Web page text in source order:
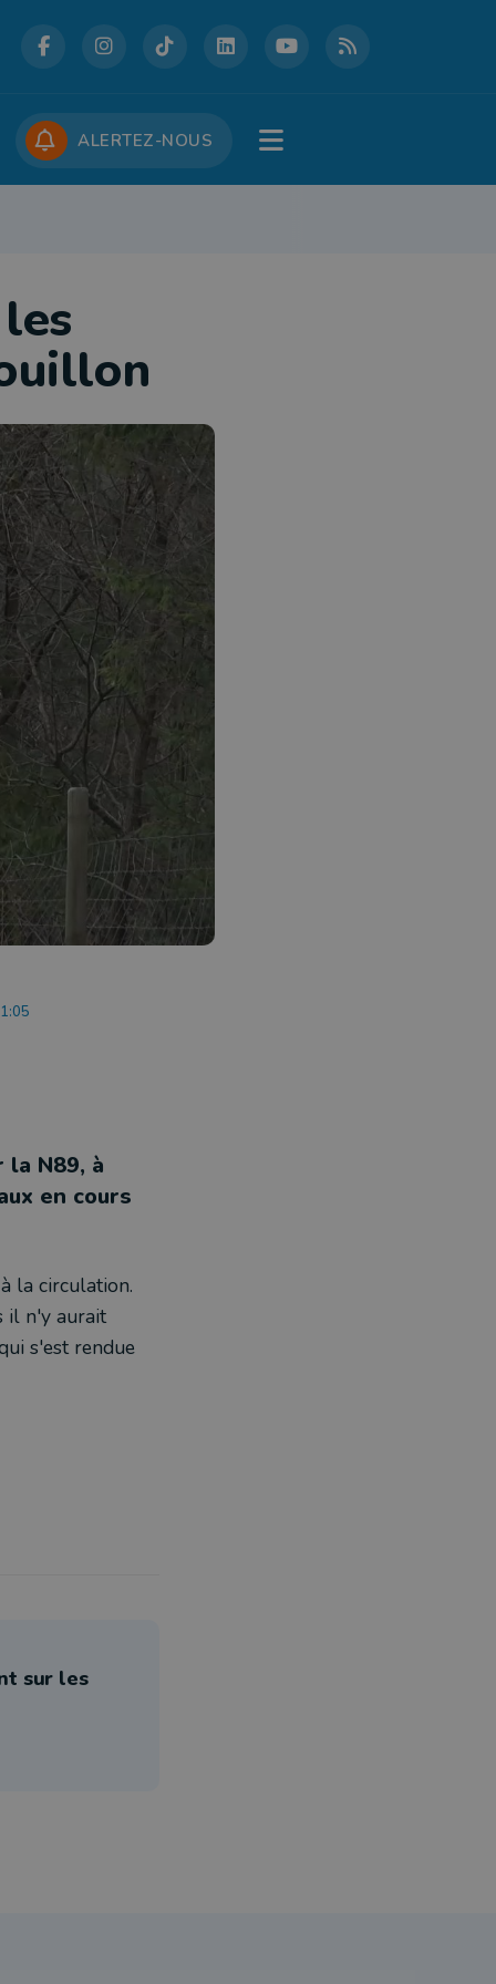
CONCOURS JOBS
ALERTEZ-NOUS
N89, à
en cours
la circulation.
il n'y aurait
s'est rendue
sur les